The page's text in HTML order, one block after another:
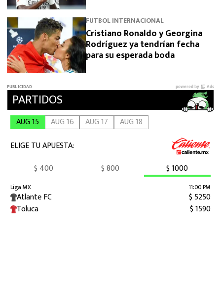
FUTBOL INTERNACIONAL
Cristiano Ronaldo y Georgina
Rodríguez ya tendrían fecha
para su esperada boda